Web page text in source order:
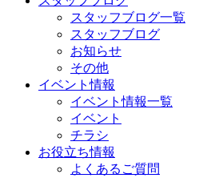
スタッフブログ一覧
スタッフブログ
お知らせ
その他
イベント情報
イベント情報一覧
イベント
チラシ
お役立ち情報
よくあるご質問